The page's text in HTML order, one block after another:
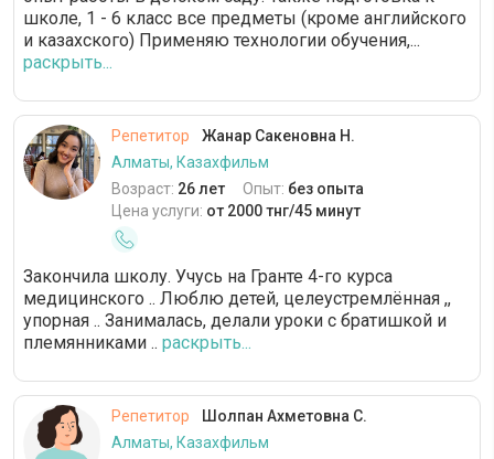
школе, 1 - 6 класс все предметы (кроме английского
и казахского) Применяю технологии обучения,...
раскрыть...
Репетитор
Жанар Сакеновна Н.
Алматы, Казахфильм
Возраст: 26 лет Опыт: без опыта
Цена услуги: от 2000 тнг/45 минут
Закончила школу. Учусь на Гранте 4-го курса
медицинского .. Люблю детей, целеустремлённая ,,
упорная .. Занималась, делали уроки с братишкой и
племянниками .. раскрыть...
Репетитор
Шолпан Ахметовна С.
Алматы, Казахфильм